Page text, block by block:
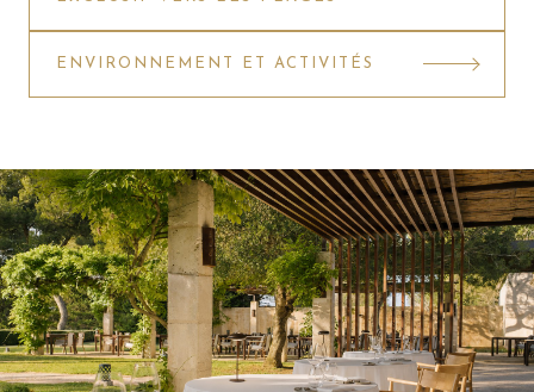
ENVIRONNEMENT ET ACTIVITÉS